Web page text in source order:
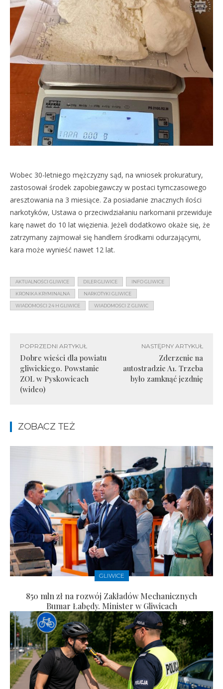
Wobec 30-letniego mężczyzny sąd, na wniosek prokuratury,
zastosował środek zapobiegawczy w postaci tymczasowego
aresztowania na 3 miesiące. Za posiadanie znacznych ilości
narkotyków, Ustawa o przeciwdziałaniu narkomanii przewiduje
karę nawet do 10 lat więzienia. Jeżeli dodatkowo okaże się, że
zatrzymany zajmował się handlem środkami odurzającymi,
kara może wynieść nawet 12 lat.
AKTUALNOŚCI GLIWICE DILER GLIWICE INFO GLIWICE
KRONIKA KRYMINALNA NARKOTYKI GLIWICE
WIADOMOŚCI 24 H GLIWICE WIADOMOŚCI Z GLIWIC
POPRZEDNI ARTYKUŁ
Dobre wieści dla powiatu
gliwickiego. Powstanie
ZOL w Pyskowicach
(wideo)
NASTĘPNY ARTYKUŁ
Zderzenie na
autostradzie A1. Trzeba
było zamknąć jezdnię
ZOBACZ TEŻ
GLIWICE
850 mln zł na rozwój Zakładów Mechanicznych
Bumar Łabędy. Minister w Gliwicach